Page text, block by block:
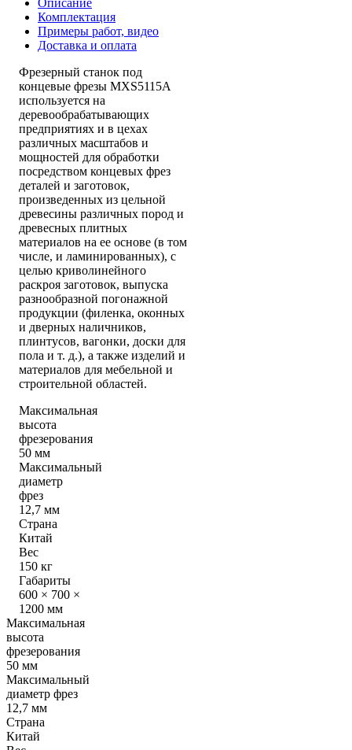
Комплектация
Примеры работ, видео
Доставка и оплата
Фрезерный станок под
концевые фрезы MXS5115A
используется на
деревообрабатывающих
предприятиях и в цехах
различных масштабов и
мощностей для обработки
посредством концевых фрез
деталей и заготовок,
произведенных из цельной
древесины различных пород и
древесных плитных
материалов на ее основе (в том
числе, и ламинированных), с
целью криволинейного
раскроя заготовок, выпуска
разнообразной погонажной
продукции (филенка, оконных
и дверных наличников,
плинтусов, вагонки, доски для
пола и т. д.), а также изделий и
материалов для мебельной и
строительной областей.
Максимальная
высота
фрезерования
50 мм
Максимальный
диаметр
фрез
12,7 мм
Страна
Китай
Вес
150 кг
Габариты
600 × 700 ×
1200 мм
Максимальная
высота
фрезерования
50 мм
Максимальный
диаметр фрез
12,7 мм
Страна
Китай